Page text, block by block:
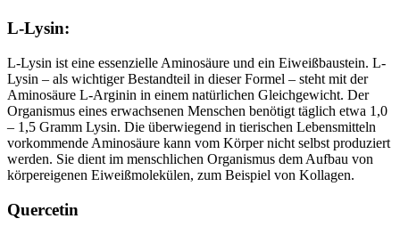
L-Lysin:
L-Lysin ist eine essenzielle Aminosäure und ein Eiweißbaustein. L-
Lysin – als wichtiger Bestandteil in dieser Formel – steht mit der
Aminosäure L-Arginin in einem natürlichen Gleichgewicht. Der
Organismus eines erwachsenen Menschen benötigt täglich etwa 1,0
– 1,5 Gramm Lysin. Die überwiegend in tierischen Lebensmitteln
vorkommende Aminosäure kann vom Körper nicht selbst produziert
werden. Sie dient im menschlichen Organismus dem Aufbau von
körpereigenen Eiweißmolekülen, zum Beispiel von Kollagen.
Quercetin